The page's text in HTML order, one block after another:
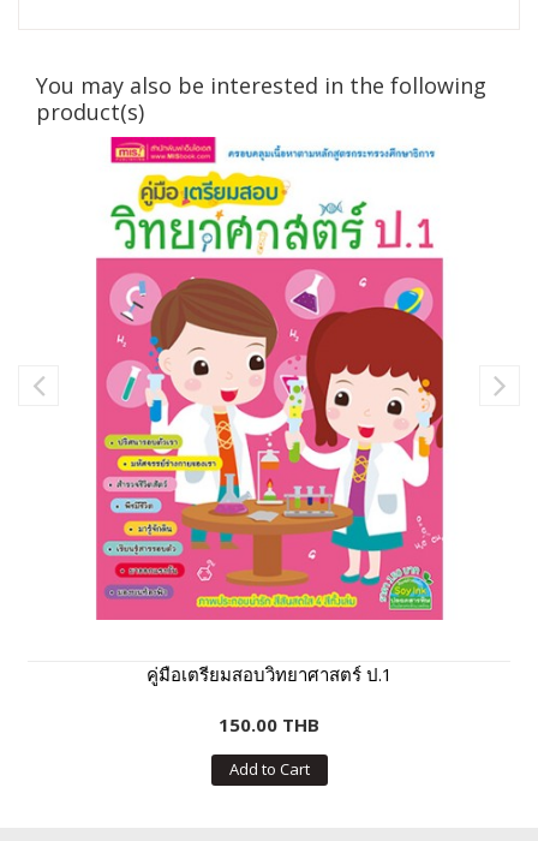
You may also be interested in the following
product(s)
คู่มือเตรียมสอบวิทยาศาสตร์ ป.1
150.00 THB
Add to Cart